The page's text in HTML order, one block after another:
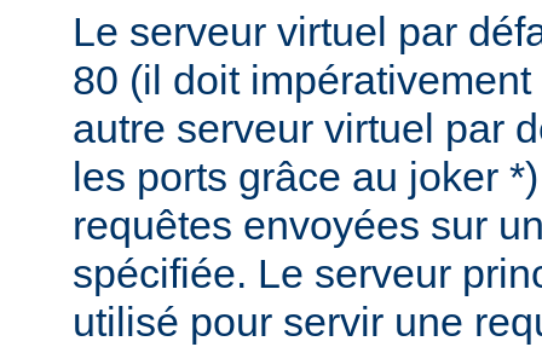
Le serveur virtuel par
80 (il doit
autre serveur virtuel par
les ports grâce au joker
requêtes envoyées sur
spécifiée. Le serveur
utilisé pour servir une